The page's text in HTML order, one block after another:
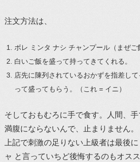
注文方法は、
ボレ ミンタ ナシ チャンプール（まぜご
白いご飯を盛って持ってきてくれる。
店先に陳列されているおかずを指差し
って盛ってもらう。（これ = イニ）
そしておもむろに手で食す。人間、
満腹にならないんで、止まりません。
上記で刺激の足りない上級者は最後
ャ と言っていちど後悔するのもオス